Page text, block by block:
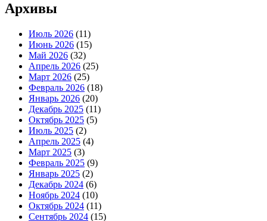
Архивы
Июль 2026 (11)
Июнь 2026 (15)
Май 2026 (32)
Апрель 2026 (25)
Март 2026 (25)
Февраль 2026 (18)
Январь 2026 (20)
Декабрь 2025 (11)
Октябрь 2025 (5)
Июль 2025 (2)
Апрель 2025 (4)
Март 2025 (3)
Февраль 2025 (9)
Январь 2025 (2)
Декабрь 2024 (6)
Ноябрь 2024 (10)
Октябрь 2024 (11)
Сентябрь 2024 (15)